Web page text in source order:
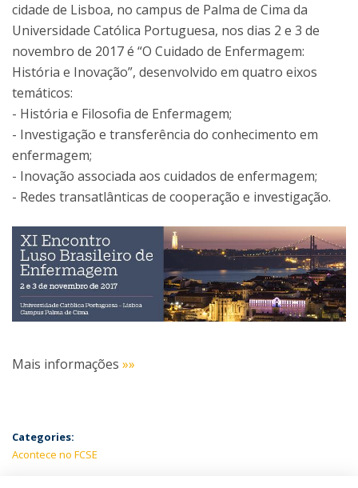
cidade de Lisboa, no campus de Palma de Cima da
Universidade Católica Portuguesa, nos dias 2 e 3 de
novembro de 2017 é “O Cuidado de Enfermagem:
História e Inovação”, desenvolvido em quatro eixos
temáticos:
- História e Filosofia de Enfermagem;
- Investigação e transferência do conhecimento em
enfermagem;
- Inovação associada aos cuidados de enfermagem;
- Redes transatlânticas de cooperação e investigação.
Mais informações »»
Categories:
Acontece no FCSE